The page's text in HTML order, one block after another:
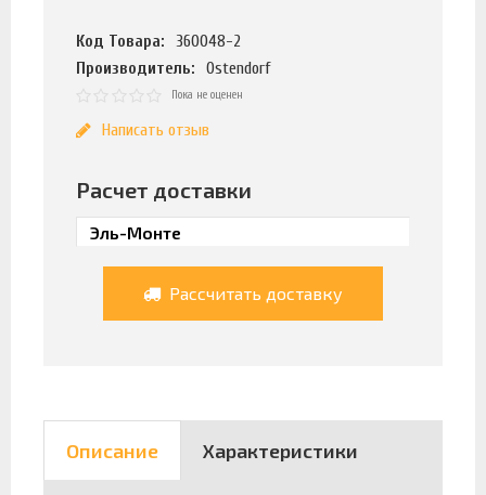
Код Товара:
360048-2
Производитель:
Ostendorf
Пока не оценен
Написать отзыв
Расчет доставки
Рассчитать доставку
Описание Характеристики